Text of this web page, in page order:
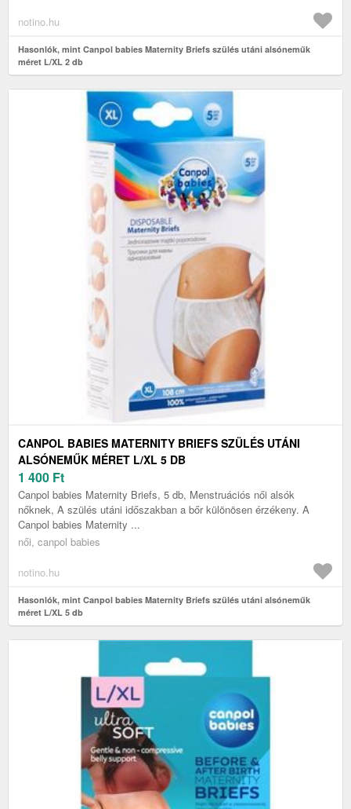
notino.hu
Hasonlók, mint Canpol babies Maternity Briefs szülés utáni alsóneműk
méret L/XL 2 db
CANPOL BABIES MATERNITY BRIEFS SZÜLÉS UTÁNI
ALSÓNEMŰK MÉRET L/XL 5 DB
1 400 Ft
Canpol babies Maternity Briefs, 5 db, Menstruációs női alsók
nőknek, A szülés utáni időszakban a bőr különösen érzékeny. A
Canpol babies Maternity ...
női, canpol babies
notino.hu
Hasonlók, mint Canpol babies Maternity Briefs szülés utáni alsóneműk
méret L/XL 5 db